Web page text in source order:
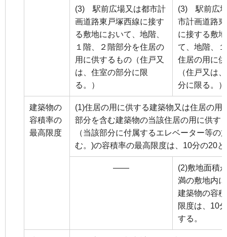
(3) 駅前広場又は都市計
画道路東戸塚西線に接す
る敷地において、地階、
１階、２階部分を住居の
用に供するもの（住戸又
は、住室の部分に限
る。）
(3) 駅前広
市計画道路
に接する敷
て、地階、
住居の用に
（住戸又は
分に限る。）
建築物の
容積率の
最高限度
(1)住居の用に供する建築物又は住居の用
部分を含む建築物の当該住居の用に供す
（当該部分に付属するエレベーター等の
む。)の容積率の最高限度は、10分の20
――
(2)敷地面積
満の敷地内
建築物の容
限度は、10
する。